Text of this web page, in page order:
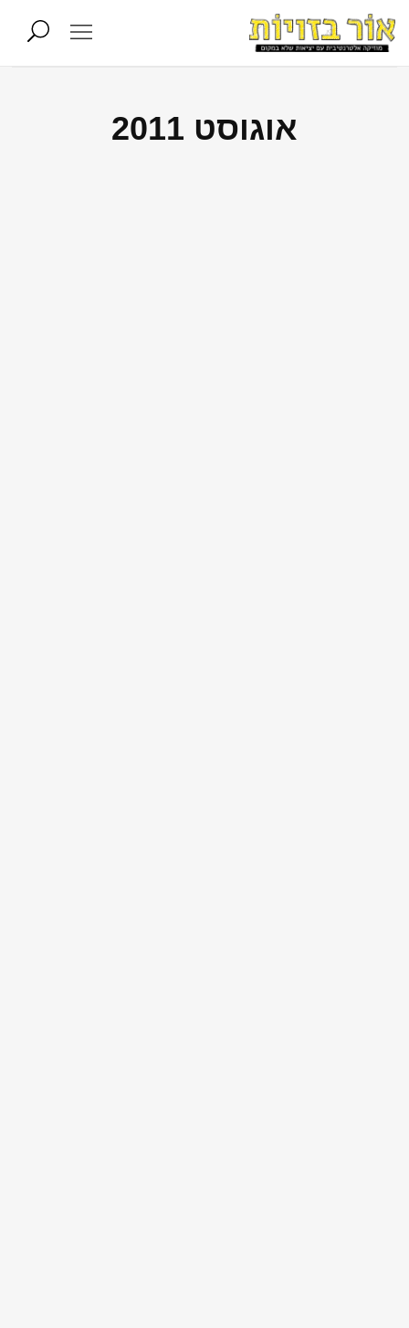
אוגוסט 2011